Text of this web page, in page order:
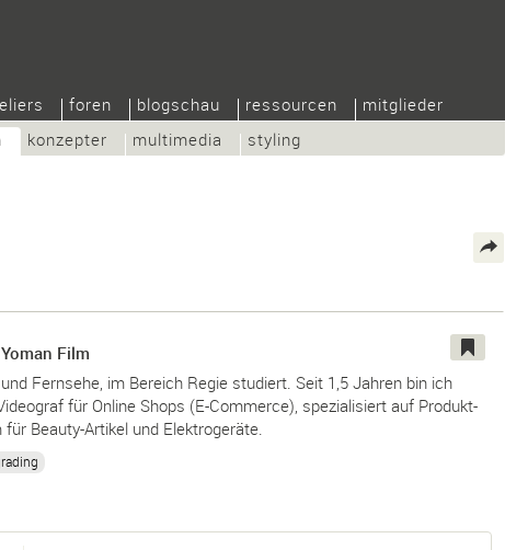
konzepter multimedia styling
foren blogschau ressourcen mitglieder
Film
Fernsehe, im Bereich Regie studiert. Seit 1,5 Jahren bin ich
für Online Shops (E-Commerce), spezialisiert auf Produkt-
Beauty-Artikel und Elektrogeräte.